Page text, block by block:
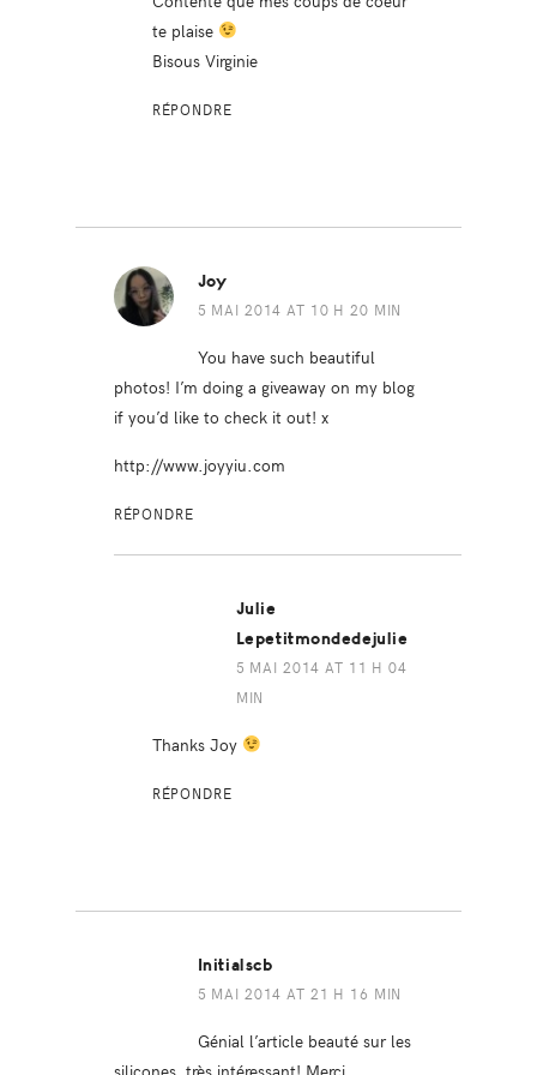
te plaise
Bisous Virginie
RÉPONDRE
Joy
5 MAI 2014 AT 10 H 20 MIN
You have such beautiful
photos! I’m doing a giveaway on my blog
if you’d like to check it out! x
http://www.joyyiu.com
RÉPONDRE
Julie
Lepetitmondedejulie
5 MAI 2014 AT 11 H 04
MIN
Thanks Joy
RÉPONDRE
Initialscb
5 MAI 2014 AT 21 H 16 MIN
Génial l’article beauté sur les
silicones, très intéressant! Merci